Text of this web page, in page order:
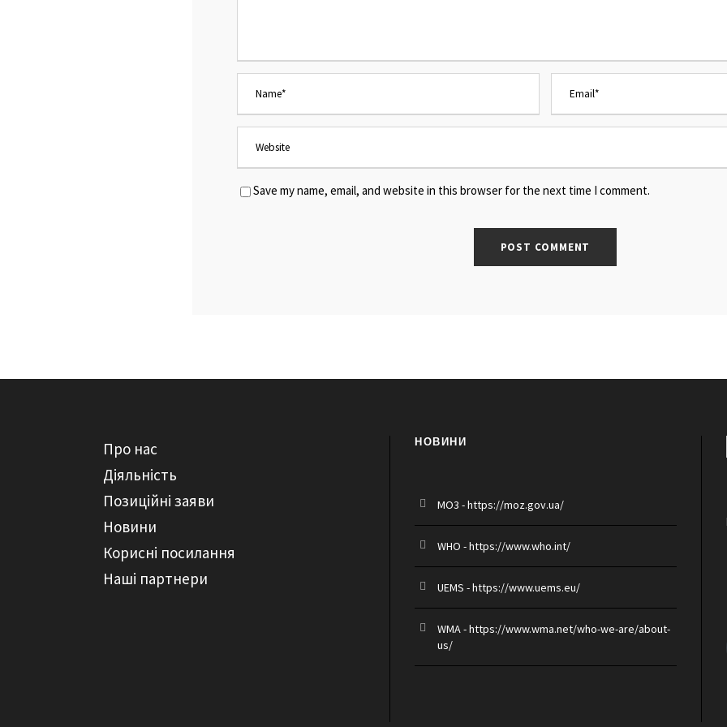
Save my name, email, and website in this browser for the next time I comment.
Про нас
Діяльність
Позиційні заяви
Новини
Корисні посилання
Наші партнери
НОВИНИ
MO3 - https://moz.gov.ua/
WHO - https://www.who.int/
UEMS - https://www.uems.eu/
WMA - https://www.wma.net/who-we-are/about-
us/